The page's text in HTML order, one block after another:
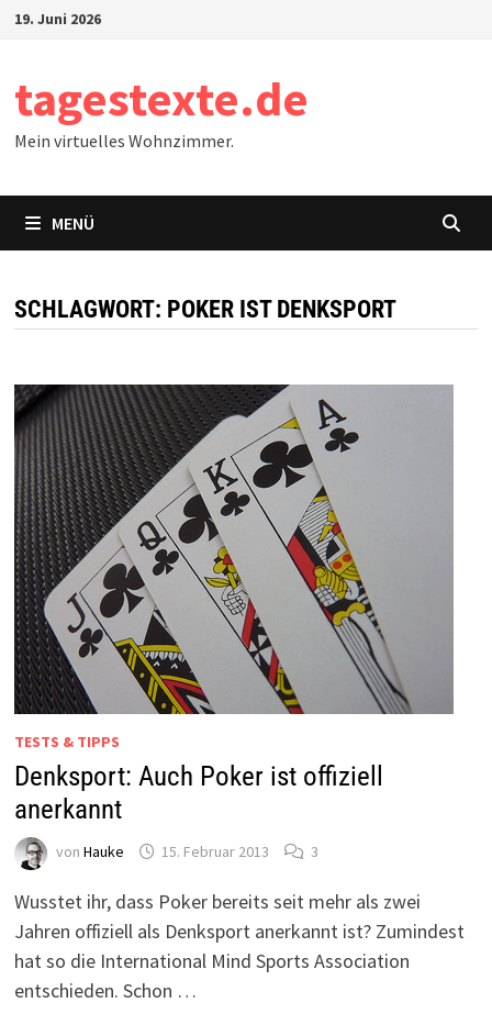
Zum19. Juni 2026
tagestexte.de
Mein virtuelles Wohnzimmer.
MENÜ
SCHLAGWORT: POKER IST DENKSPORT
TESTS & TIPPS
Denksport: Auch Poker ist offiziell
anerkannt
von Hauke 15. Februar 2013 3
Wusstet ihr, dass Poker bereits seit mehr als zwei
Jahren offiziell als Denksport anerkannt ist? Zumindest
hat so die International Mind Sports Association
entschieden. Schon …